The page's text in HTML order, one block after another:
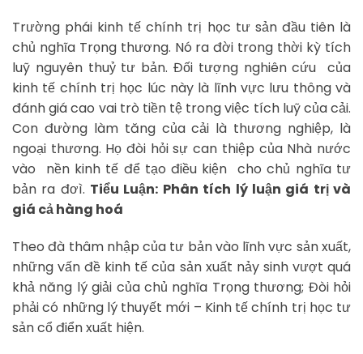
Trường phái kinh tế chính trị học tư sản đầu tiên là
chủ nghĩa Trọng thương. Nó ra đời trong thời kỳ tích
luỹ nguyên thuỷ tư bản. Đối tượng nghiên cứu của
kinh tế chính trị học lúc này là lĩnh vực lưu thông và
đánh giá cao vai trò tiền tệ trong việc tích luỹ của cải.
Con đường làm tăng của cải là thương nghiệp, là
ngoại thương. Họ đòi hỏi sự can thiệp của Nhà nước
vào nền kinh tế để tạo điều kiện cho chủ nghĩa tư
bản ra đơì. Tiểu Luận: Phân tích lý luận giá trị và
giá cả hàng hoá
Theo đà thâm nhập của tư bản vào lĩnh vực sản xuất,
những vấn đề kinh tế của sản xuất nảy sinh vượt quá
khả năng lý giải của chủ nghĩa Trọng thương; Đòi hỏi
phải có những lý thuyết mới – Kinh tế chính trị học tư
sản cổ điển xuất hiện.